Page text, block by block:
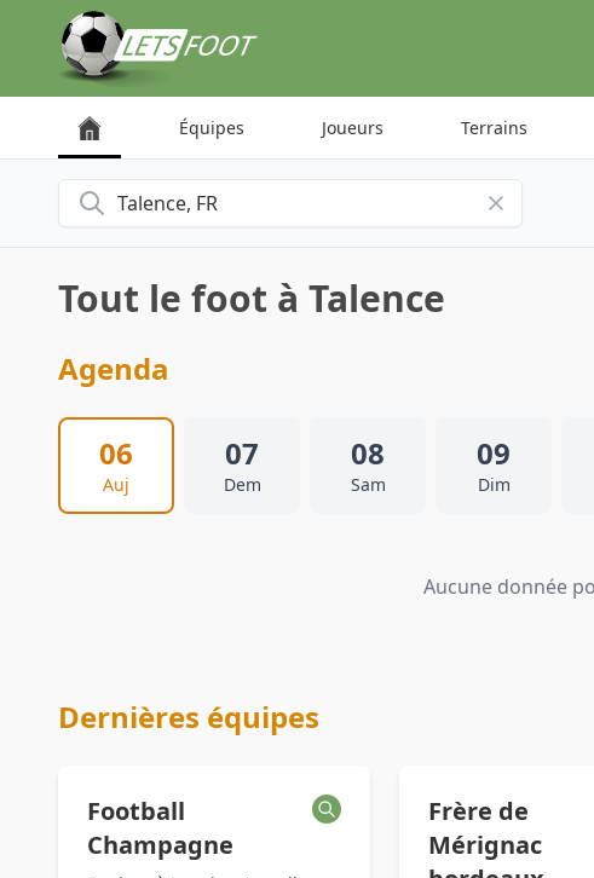
Équipes Joueurs Terrains
Rechercher une ville
Tout le foot à Talence
Agenda
06
Auj
07
Dem
08
Sam
09
Dim
Aucune donnée
Dernières équipes
Football
Champagne
Frère de
Mérignac
Panneau de gestion des cookies